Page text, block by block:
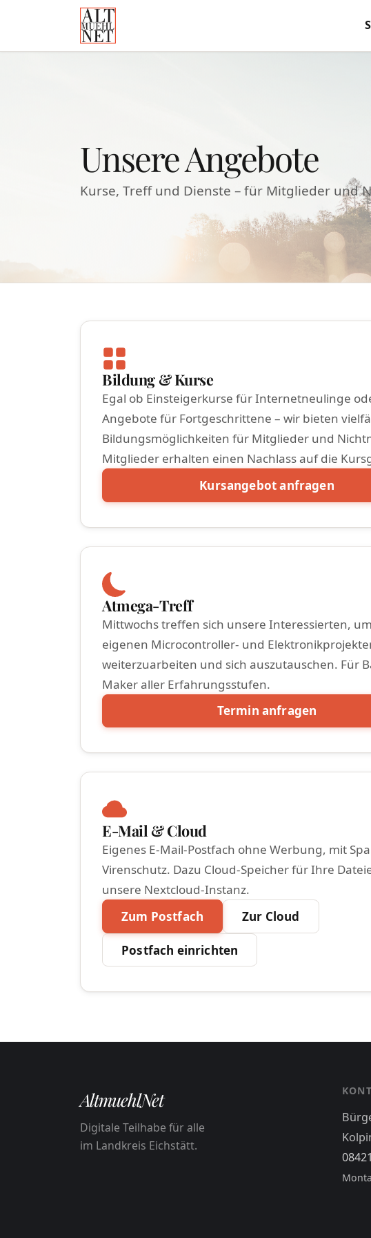
Unsere Angebote
Kurse, Treff und Dienste – für Mitglieder und
Bildung & Kurse
Egal ob Einsteigerkurse für Internetneulinge
Angebote für Fortgeschrittene – wir bieten
Bildungsmöglichkeiten für Mitglieder und
Mitglieder erhalten einen Nachlass auf die
Kursangebot anfragen
Atmega-Treff
Mittwochs treffen sich unsere Interessierten,
eigenen Microcontroller- und
weiterzuarbeiten und sich auszutauschen. Für
Maker aller Erfahrungsstufen.
Termin anfragen
E-Mail & Cloud
Eigenes E-Mail-Postfach ohne Werbung, mit
Virenschutz. Dazu Cloud-Speicher für Ihre
unsere Nextcloud-Instanz.
Zum Postfach
Zur Cloud
Postfach einrichten
AltmuehlNet
Digitale Teilhabe für alle
im Landkreis Eichstätt.